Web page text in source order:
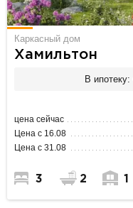
Каркасный дом
Хамильтон
В ипотеку:
цена сейчас
Цена с 16.08
Цена с 31.08
3 2 1